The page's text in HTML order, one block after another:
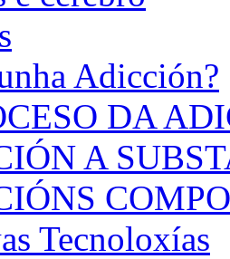
Adicción?
DA
A
Tecnoloxías